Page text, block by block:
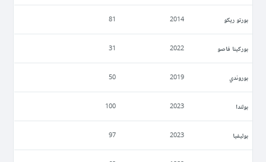
بورتو ريكو 2014
81
بوركينا فاصو 2022
31
بوروندي 2019
50
بولندا 2023
100
بوليفيا 2023
97